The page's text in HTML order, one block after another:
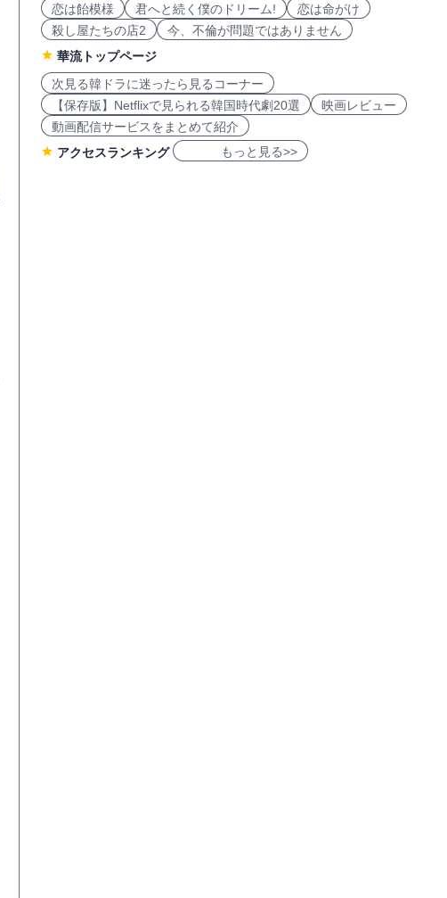
恋は飴模様
君へと続く僕のドリーム!
恋は命がけ
殺し屋たちの店2
今、不倫が問題ではありません
華流トップページ
次見る韓ドラに迷ったら見るコーナー
【保存版】Netflixで見られる韓国時代劇20選
映画レビュー
動画配信サービスをまとめて紹介
アクセスランキング
もっと見る>>